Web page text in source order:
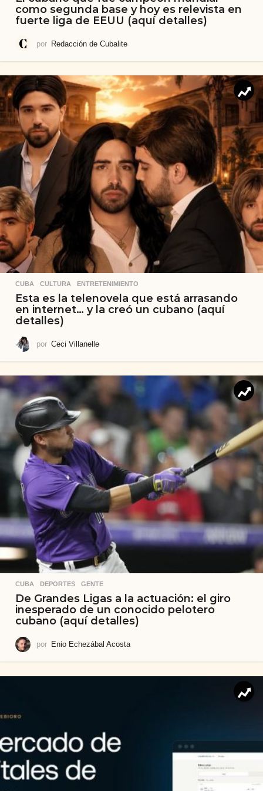
como segunda base y hoy es relevista en
fuerte liga de EEUU (aquí detalles)
por Redacción de Cubalite
CUBA ,CULTURA ,ENTRETENIMIENTO
Esta es la telenovela que está arrasando
en internet… y la creó un cubano (aquí
detalles)
por Ceci Villanelle
CUBA ,DEPORTES ,GENTE
De Grandes Ligas a la actuación: el giro
inesperado de un conocido pelotero
cubano (aquí detalles)
por Enio Echezábal Acosta